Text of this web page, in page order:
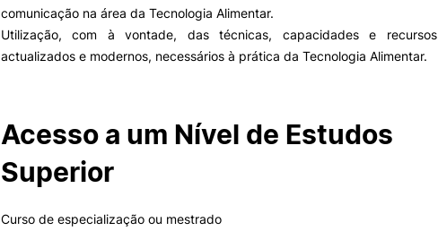
comunicação na área da Tecnologia Alimentar.
Utilização, com à vontade, das técnicas, capacidades e recursos
actualizados e modernos, necessários à prática da Tecnologia Alimentar.
Acesso a um Nível de Estudos
Superior
Curso de especialização ou mestrado